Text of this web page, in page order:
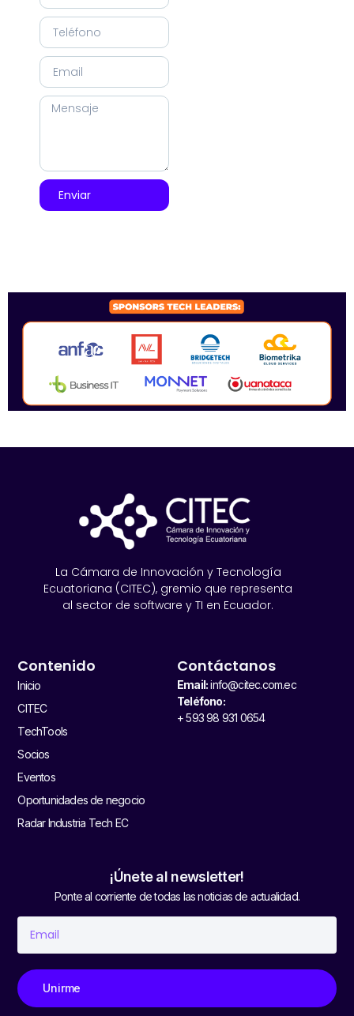
Enviar
La Cámara de Innovación y Tecnología
Ecuatoriana (CITEC), gremio que representa
al sector de software y TI en Ecuador.
Contenido
Inicio
CITEC
TechTools
Socios
Eventos
Oportunidades de negocio
Radar Industria Tech EC
Contáctanos
Email:info@citec.com.ec
Teléfono:
+ 593 98 931 0654
¡Únete al newsletter!
Ponte al corriente de todas las noticias de actualidad.
Unirme